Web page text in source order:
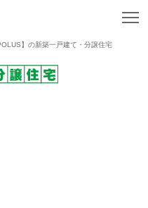
】の新築一戸建て・分譲住宅